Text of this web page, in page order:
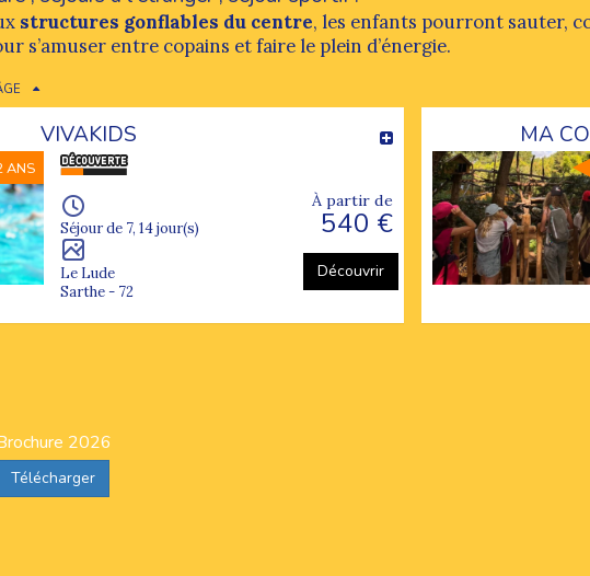
structures gonflables du centre, les enfants pourront sauter,
s’amuser entre copains et faire le plein d’énergie.
VIVAKIDS
ANS
Séjour de 7, 14 jour(s)
Le Lude
Sarthe - 72
À partir de
540 €
Découvrir
MA
2026
Télécharger